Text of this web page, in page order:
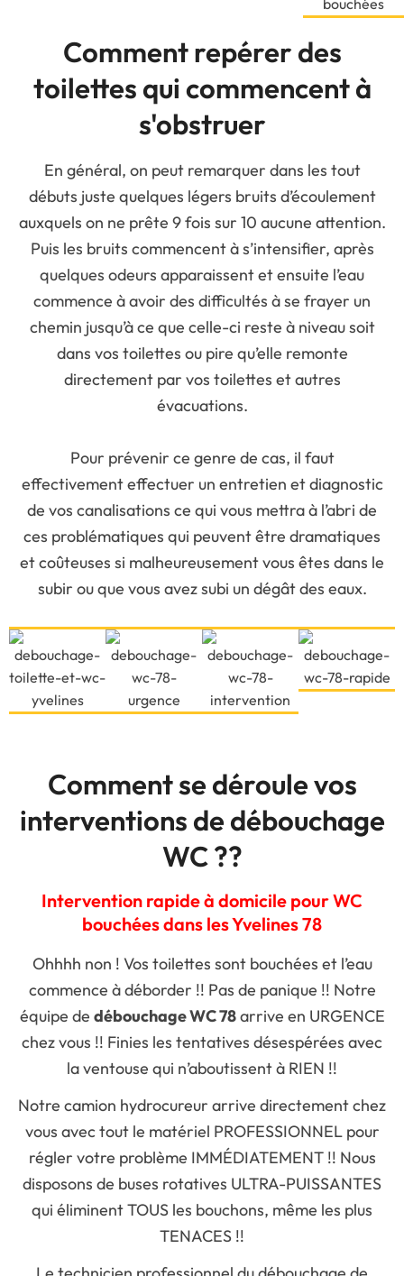
Comment repérer des
toilettes qui commencent à
s'obstruer
En général, on peut remarquer dans les tout
débuts juste quelques légers bruits d’écoulement
auxquels on ne prête 9 fois sur 10 aucune attention.
Puis les bruits commencent à s’intensifier, après
quelques odeurs apparaissent et ensuite l’eau
commence à avoir des difficultés à se frayer un
chemin jusqu’à ce que celle-ci reste à niveau soit
dans vos toilettes ou pire qu’elle remonte
directement par vos toilettes et autres
évacuations.
Pour prévenir ce genre de cas, il faut
effectivement effectuer un entretien et diagnostic
de vos canalisations ce qui vous mettra à l’abri de
ces problématiques qui peuvent être dramatiques
et coûteuses si malheureusement vous êtes dans le
subir ou que vous avez subi un dégât des eaux.
Comment se déroule vos
interventions de débouchage
WC ??
Intervention rapide à domicile pour WC
bouchées dans les Yvelines 78
Ohhhh non ! Vos toilettes sont bouchées et l’eau
commence à déborder !! Pas de panique !! Notre
équipe de débouchage WC 78arrive en URGENCE
chez vous !! Finies les tentatives désespérées avec
la ventouse qui n’aboutissent à RIEN !!
Notre camion hydrocureur arrive directement chez
vous avec tout le matériel PROFESSIONNEL pour
régler votre problème IMMÉDIATEMENT !! Nous
disposons de buses rotatives ULTRA-PUISSANTES
qui éliminent TOUS les bouchons, même les plus
TENACES !!